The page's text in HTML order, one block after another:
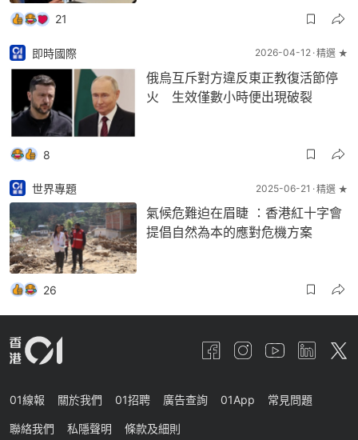
21
即時國際 2026-04-12 精選 ★
俄烏互斥對方違反東正教復活節停
火 生效僅數小時便出現破裂
8
世界專題 2025-06-21 精選 ★
氣候危難迫在眉睫 ：香港紅十字會
提倡自然為本的應對危機方案
26
01線報 關於我們 01招聘 廣告查詢 01App 常見問題
聯絡我們 私隱聲明 條款及細則